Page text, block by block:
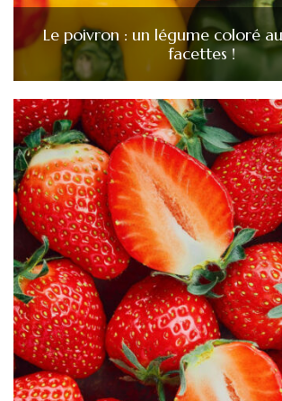
Le poivron : un légume coloré
facettes !